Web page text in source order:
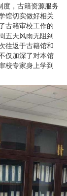
，古籍资源服务
馆切实做好相关
古籍审校工作的
五天风雨无阻到
往返于古籍馆和
仅加深了对本馆
校专家身上学到